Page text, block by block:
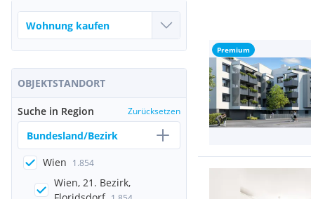
OBJEKTSTANDORT
Suche in Region Zurücksetzen
Bundesland/Bezirk
Wien 1.854
Wien, 21. Bezirk,
Premium